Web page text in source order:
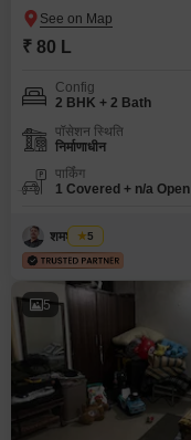
₹ 80 L
Config
2 BHK + 2 Bath
पॉसेशन स्थिति
निर्माणाधीन
पार्किंग
1 Covered + n/a Open
शमशेर खान
5
5